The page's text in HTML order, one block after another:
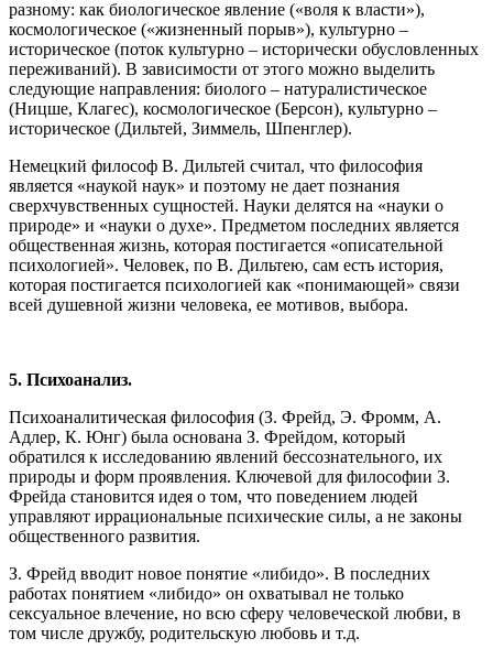
разному: как биологическое явление («воля к власти»),
космологическое («жизненный порыв»), культурно –
историческое (поток культурно – исторически обусловленных
переживаний). В зависимости от этого можно выделить
следующие направления: биолого – натуралистическое
(Ницше, Клагес), космологическое (Берсон), культурно –
историческое (Дильтей, Зиммель, Шпенглер).
Немецкий философ В. Дильтей считал, что философия
является «наукой наук» и поэтому не дает познания
сверхчувственных сущностей. Науки делятся на «науки о
природе» и «науки о духе». Предметом последних является
общественная жизнь, которая постигается «описательной
психологией». Человек, по В. Дильтею, сам есть история,
которая постигается психологией как «понимающей» связи
всей душевной жизни человека, ее мотивов, выбора.
5. Психоанализ.
Психоаналитическая философия (З. Фрейд, Э. Фромм, А.
Адлер, К. Юнг) была основана З. Фрейдом, который
обратился к исследованию явлений бессознательного, их
природы и форм проявления. Ключевой для философии З.
Фрейда становится идея о том, что поведением людей
управляют иррациональные психические силы, а не законы
общественного развития.
З. Фрейд вводит новое понятие «либидо». В последних
работах понятием «либидо» он охватывал не только
сексуальное влечение, но всю сферу человеческой любви, в
том числе дружбу, родительскую любовь и т.д.